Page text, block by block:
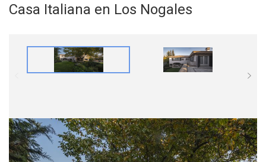
Casa Italiana en Los Nogales